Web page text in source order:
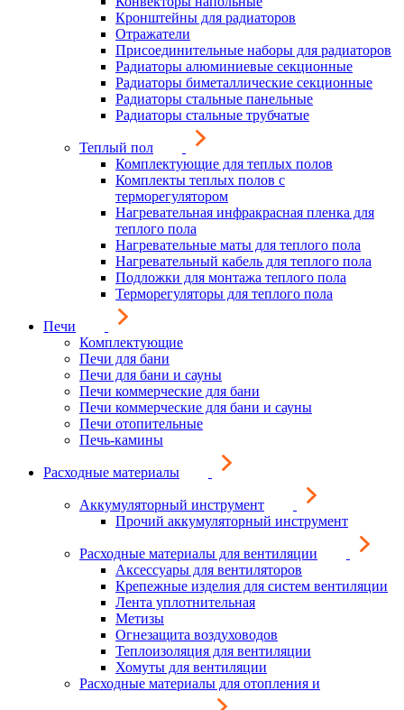
Кронштейны для радиаторов
Отражатели
Присоединительные наборы для радиаторов
Радиаторы алюминиевые секционные
Радиаторы биметаллические секционные
Радиаторы стальные панельные
Радиаторы стальные трубчатые
Теплый пол
Комплектующие для теплых полов
Комплекты теплых полов с
терморегулятором
Нагревательная инфракрасная пленка для
теплого пола
Нагревательные маты для теплого пола
Нагревательный кабель для теплого пола
Подложки для монтажа теплого пола
Терморегуляторы для теплого пола
Печи
Комплектующие
Печи для бани
Печи для бани и сауны
Печи коммерческие для бани
Печи коммерческие для бани и сауны
Печи отопительные
Печь-камины
Расходные материалы
Аккумуляторный инструмент
Прочий аккумуляторный инструмент
Расходные материалы для вентиляции
Аксессуары для вентиляторов
Крепежные изделия для систем вентиляции
Лента уплотнительная
Метизы
Огнезащита воздуховодов
Теплоизоляция для вентиляции
Хомуты для вентиляции
Расходные материалы для отопления и